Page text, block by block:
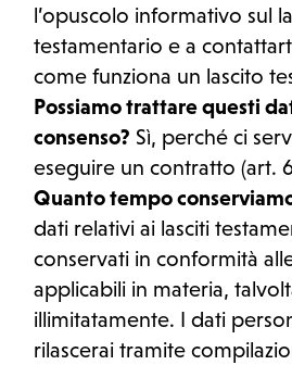
l’opuscolo informativo sul
testamentario e a
come funziona un lascito
Possiamo trattare questi
consenso? Sì, perché ci
eseguire un contratto (art.
Quanto tempo
dati relativi ai lasciti
conservati in conformità
applicabili in materia,
illimitatamente. I dati
rilascerai tramite